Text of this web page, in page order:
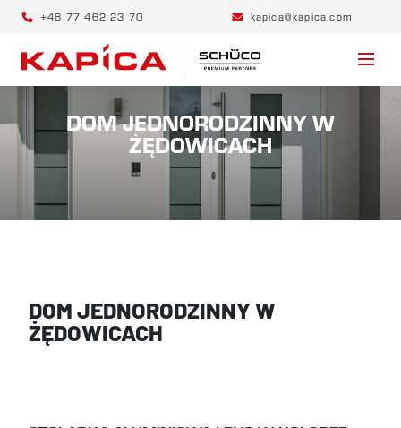
+48 77 462 23 70 kapica@kapica.com
DOM JEDNORODZINNY W
ŻĘDOWICACH
DOM JEDNORODZINNY W
ŻĘDOWICACH